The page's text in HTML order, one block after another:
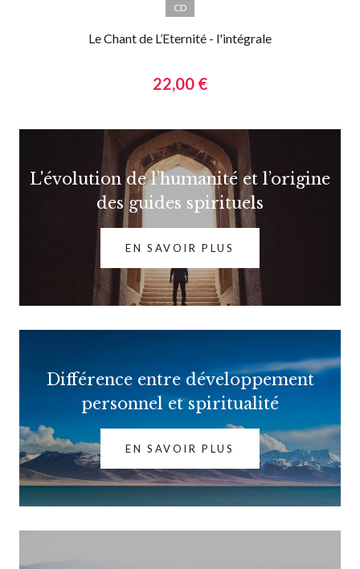
CD
Le Chant de L’Eternité - l'intégrale
22,00 €
L'évolution de l’humanité et l’origine
des guides spirituels
EN SAVOIR PLUS
Différence entre développement
personnel et spiritualité
EN SAVOIR PLUS